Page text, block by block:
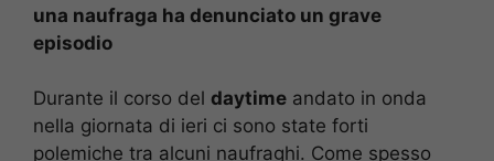
una naufraga ha denunciato un grave
episodio
Durante il corso del daytime andato in onda
nella giornata di ieri ci sono state forti
polemiche tra alcuni naufraghi. Come spesso